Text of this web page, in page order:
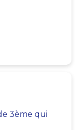
3ème qui